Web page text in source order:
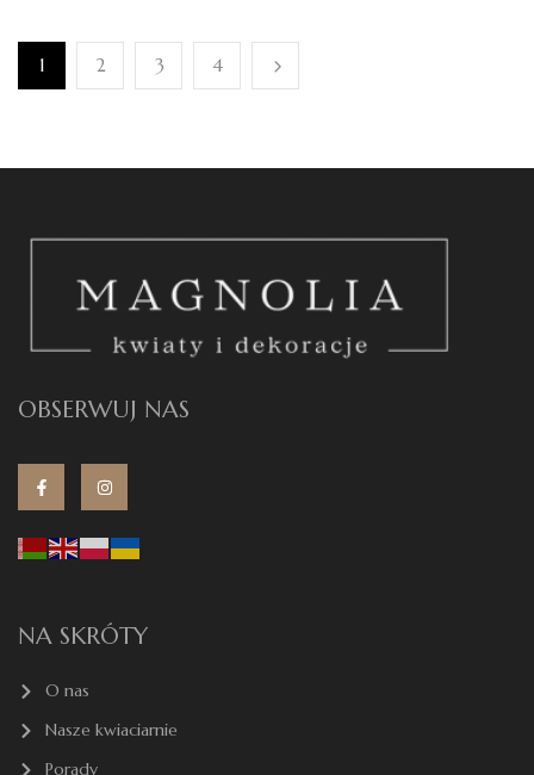
1 2 3 4
OBSERWUJ NAS
NA SKRÓTY
O nas
Nasze kwiaciarnie
Porady